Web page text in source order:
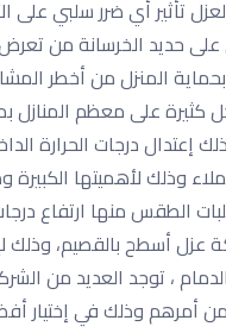
شركة كشف تسربات المياه بالدمام 053394293 ماهو العزل
على حديد الخرسانة من
المنزل من أخطر
كثيرة على معظم المنازل
إعتدال درجات الحرارة
وذلك لأهميتها الكبيرة
الطقس منها ارتفاع
عزل أسطح بالقصيم،
، توجد العديد من
من أمرهم وذلك في